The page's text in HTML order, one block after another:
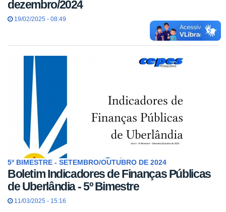
dezembro/2024
19/02/2025 - 08:49
5º BIMESTRE - SETEMBRO/OUTUBRO DE 2024
Boletim Indicadores de Finanças Públicas
de Uberlândia - 5º Bimestre
11/03/2025 - 15:16